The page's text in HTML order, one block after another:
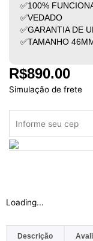
✅100%
✅VEDADO
✅GARANTIA DE
✅TAMANHO
R$890.00
Simulação de frete
Loading...
Descrição